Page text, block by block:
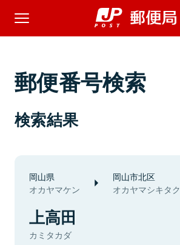
郵便番号検索
検索結果
岡山県
オカヤマケン
岡山市北区
オカヤマシキタク
上高田
カミタカダ